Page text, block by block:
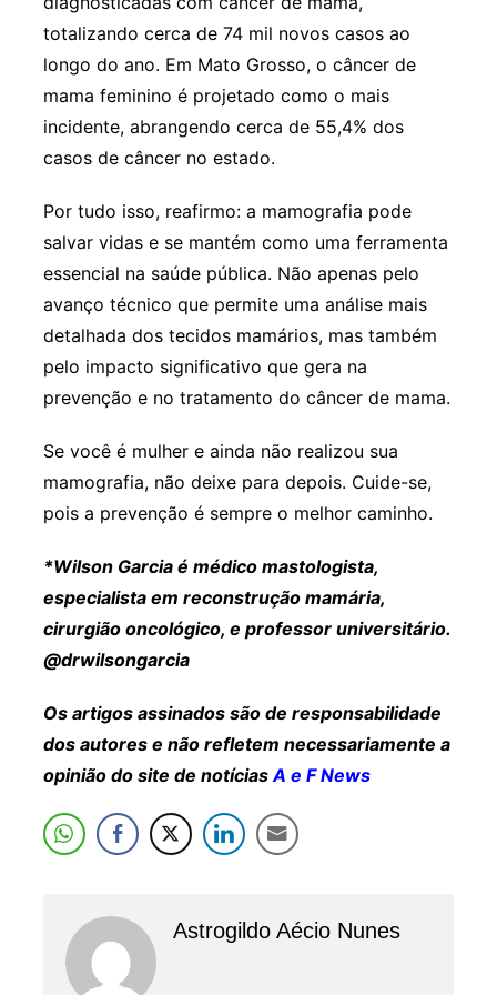
totalizando cerca de 74 mil novos casos ao
longo do ano. Em Mato Grosso, o câncer de
mama feminino é projetado como o mais
incidente, abrangendo cerca de 55,4% dos
casos de câncer no estado.
Por tudo isso, reafirmo: a mamografia pode
salvar vidas e se mantém como uma ferramenta
essencial na saúde pública. Não apenas pelo
avanço técnico que permite uma análise mais
detalhada dos tecidos mamários, mas também
pelo impacto significativo que gera na
prevenção e no tratamento do câncer de mama.
Se você é mulher e ainda não realizou sua
mamografia, não deixe para depois. Cuide-se,
pois a prevenção é sempre o melhor caminho.
*Wilson Garcia é médico mastologista,
especialista em reconstrução mamária,
cirurgião oncológico, e professor universitário.
@drwilsongarcia
Os artigos assinados são de responsabilidade
dos autores e não refletem necessariamente a
opinião do site de notíciasA e F News
Astrogildo Aécio Nunes